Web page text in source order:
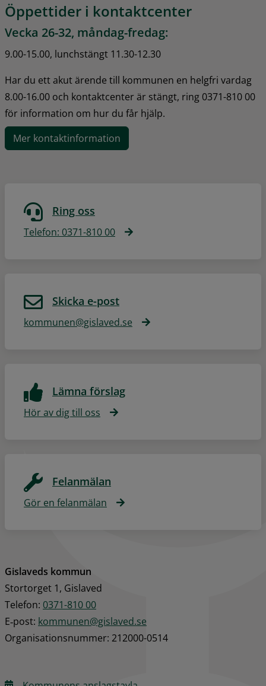
Öppettider i kontaktcenter
Vecka 26-32, måndag-fredag:
9.00-15.00, lunchstängt 11.30-12.30
Har du ett akut ärende till kommunen en helgfri vardag
8.00-16.00 och kontaktcenter är stängt, ring 0371-810 00
för information om hur du får hjälp.
Mer kontaktinformation
Ring oss
Telefon: 0371-810 00
Skicka e-post
kommunen@gislaved.se
Lämna förslag
Hör av dig till oss
Felanmälan
Gör en felanmälan
Gislaveds kommun
Stortorget 1, Gislaved
Telefon: 0371-810 00
E‑post: kommunen@gislaved.se
Organisationsnummer: 212000-0514